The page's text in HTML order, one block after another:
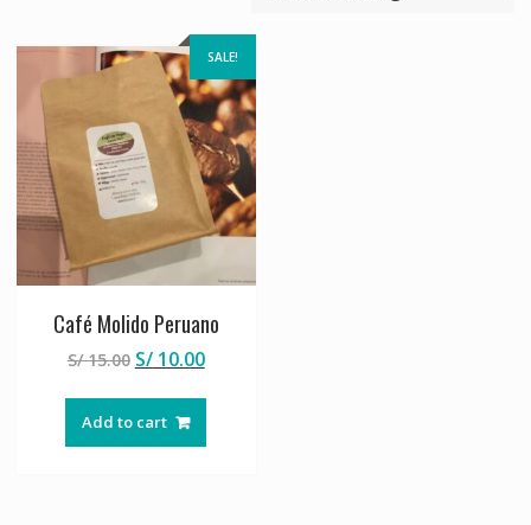
SALE!
Café Molido Peruano
S/15.00 S/10.00
Add to cart